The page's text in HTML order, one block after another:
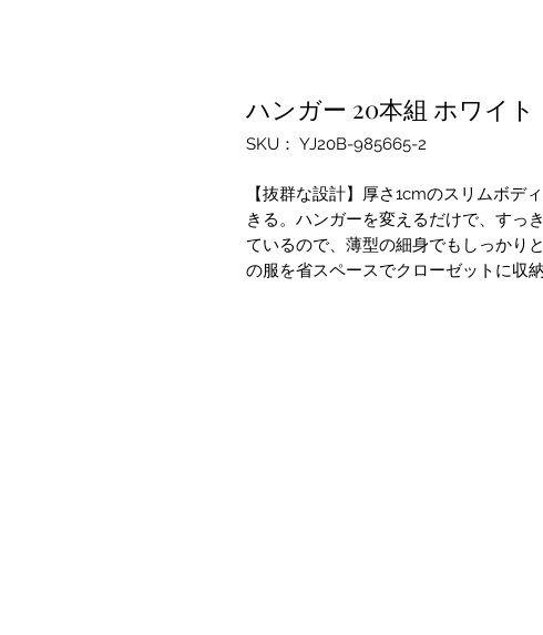
ハンガー 20本組 ホワイト
SKU： YJ20B-985665-2
【抜群な設計】厚さ1cmのスリムボデ
きる。ハンガーを変えるだけで、すっ
ているので、薄型の細身でもしっかり
の服を省スペースでクローゼットに収